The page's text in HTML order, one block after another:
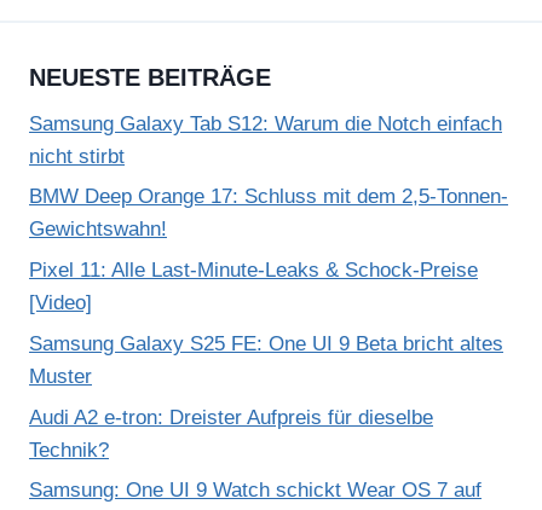
NEUESTE BEITRÄGE
Samsung Galaxy Tab S12: Warum die Notch einfach
nicht stirbt
BMW Deep Orange 17: Schluss mit dem 2,5-Tonnen-
Gewichtswahn!
Pixel 11: Alle Last-Minute-Leaks & Schock-Preise
[Video]
Samsung Galaxy S25 FE: One UI 9 Beta bricht altes
Muster
Audi A2 e-tron: Dreister Aufpreis für dieselbe
Technik?
Samsung: One UI 9 Watch schickt Wear OS 7 auf